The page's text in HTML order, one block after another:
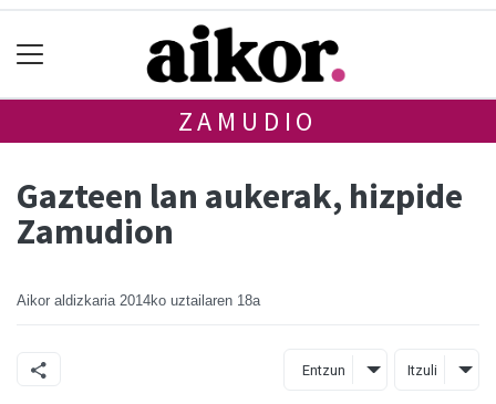
ZAMUDIO
Gazteen lan aukerak, hizpide
Zamudion
Aikor aldizkaria 2014ko uztailaren 18a
Entzun Itzuli